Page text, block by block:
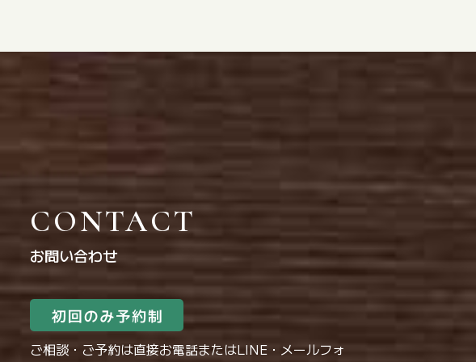
CONTACT
お問い合わせ
ご相談・ご予約は直接お電話またはLINE・メールフォ